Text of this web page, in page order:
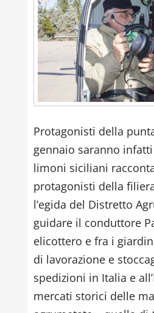
Protagonisti della
gennaio saranno
limoni siciliani
protagonisti della
l’egida del Distretto
guidare il conduttore
elicottero e fra i
di lavorazione e
spedizioni in Italia e
mercati storici delle